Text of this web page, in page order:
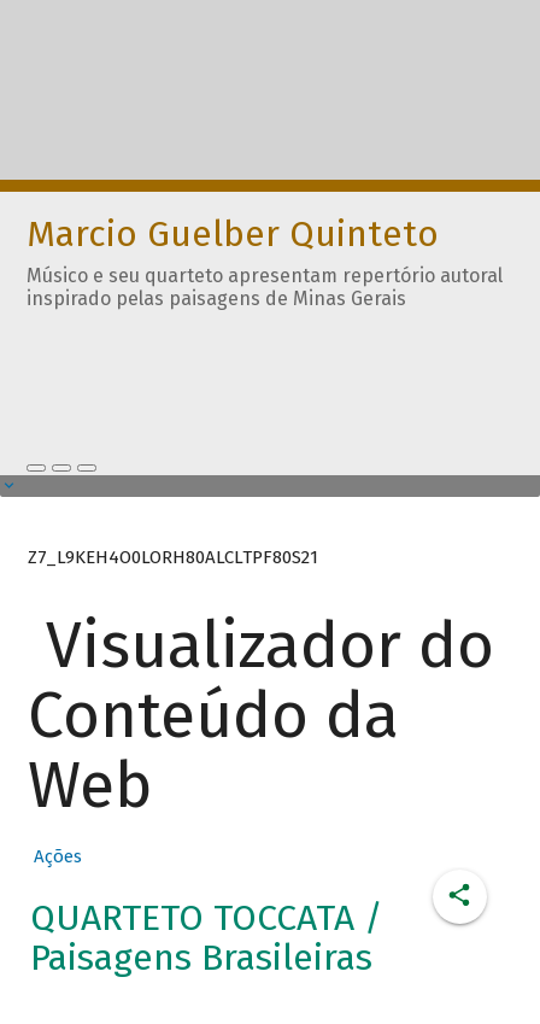
Marcio Guelber Quinteto
Músico e seu quarteto apresentam repertório autoral
inspirado pelas paisagens de Minas Gerais
Z7_L9KEH4O0LORH80ALCLTPF80S21
Visualizador do
Conteúdo da
Web
Ações
QUARTETO TOCCATA /
Paisagens Brasileiras